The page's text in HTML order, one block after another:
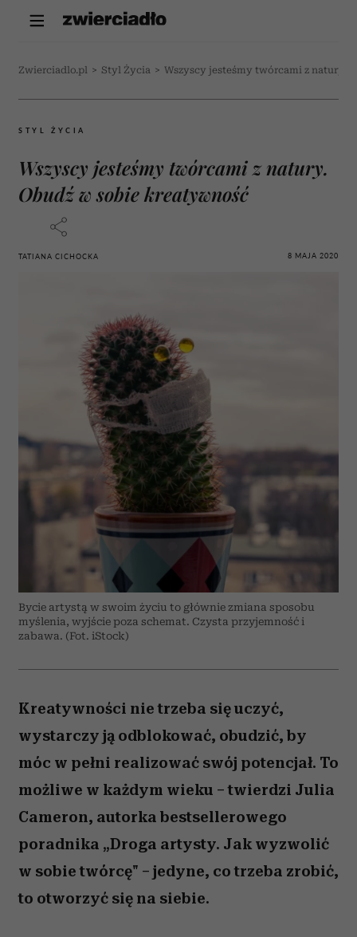
Zwierciadlo.pl > Styl Życia > Wszyscy jesteśmy twórcami z natury.
STYL ŻYCIA
Wszyscy jesteśmy twórcami z natury.
Obudź w sobie kreatywność
TATIANA CICHOCKA 8 MAJA 2020
Bycie artystą w swoim życiu to głównie zmiana sposobu
myślenia, wyjście poza schemat. Czysta przyjemność i
zabawa. (Fot. iStock)
Kreatywności nie trzeba się uczyć,
wystarczy ją odblokować, obudzić, by
móc w pełni realizować swój potencjał. To
możliwe w każdym wieku – twierdzi Julia
Cameron, autorka bestsellerowego
poradnika „Droga artysty. Jak wyzwolić
w sobie twórcę" – jedyne, co trzeba zrobić,
to otworzyć się na siebie.